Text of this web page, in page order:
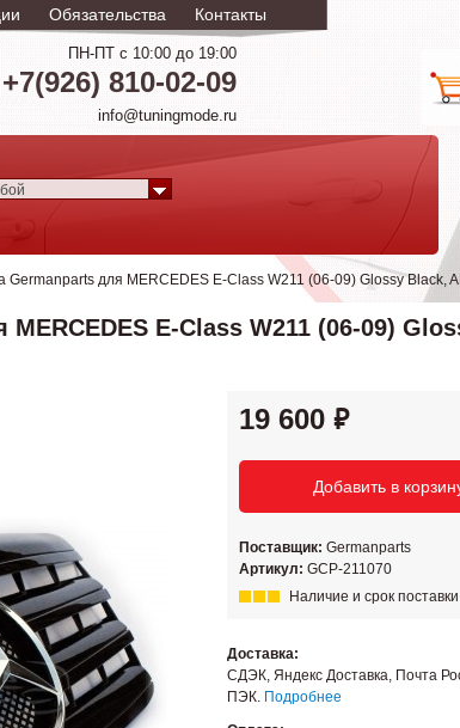
ПН-ПТ с 10:00 до 19:00
+7(926) 810-02-09
info@tuningmode.ru
Обязательства Контакты
Germanparts для MERCEDES E-Class W211 (06-09) Glossy Black,
E-Class W211 (06-09)
19 600
Поставщик: Germanparts
Артикул: GCP-211070
Наличие и срок
Доставка:
СДЭК, Яндекс Доставка, Почта
ПЭК. Подробнее